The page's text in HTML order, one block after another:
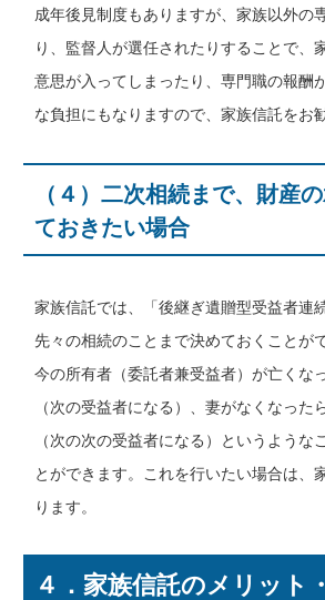
成年後見制度もありますが、家族以外の
り、監督人が選任されたりすることで、
意思が入ってしまったり、専門職の報酬
な負担にもなりますので、家族信託をお
（４）二次相続まで、財産
ておきたい場合
家族信託では、「後継ぎ遺贈型受益者連
先々の相続のことまで決めておくことが
今の所有者（委託者兼受益者）が亡くな
（次の受益者になる）、妻がなくなった
（次の次の受益者になる）というような
とができます。これを行いたい場合は、
ります。
４．家族信託のメリット